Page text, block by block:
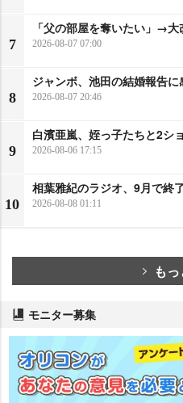
7
「父の部屋を奪いたい」→大
2026-08-07 07:00
8
ジャンボ、池田の結婚報告に
2026-08-07 20:46
9
白濱亜嵐、姪っ子たちと2シ
2026-08-06 17:15
10
相葉雅紀のラジオ、9月で終
2026-08-08 01:11
も
モニター募集